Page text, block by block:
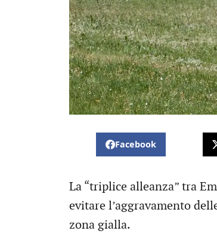
Facebook
La “triplice alleanza” tra
evitare l’aggravamento
zona gialla.